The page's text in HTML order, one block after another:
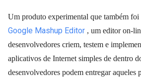
Um produto experimental que também foi
Google Mashup Editor , um editor on-
desenvolvedores criem, testem e
aplicativos de Internet simples de dentro
desenvolvedores podem entregar aqueles